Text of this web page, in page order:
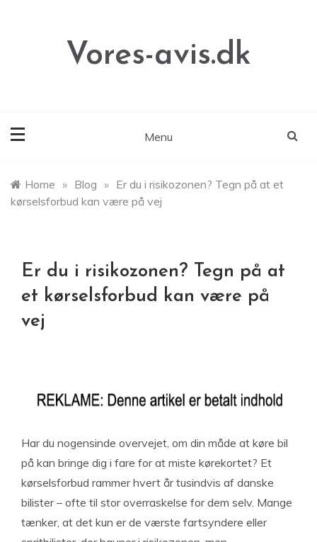
Vores-avis.dk
Menu
Home » Blog » Er du i risikozonen? Tegn på at et
kørselsforbud kan være på vej
Er du i risikozonen? Tegn på at
et kørselsforbud kan være på
vej
Har du nogensinde overvejet, om din måde at køre bil
på kan bringe dig i fare for at miste kørekortet? Et
kørselsforbud rammer hvert år tusindvis af danske
bilister – ofte til stor overraskelse for dem selv. Mange
tænker, at det kun er de værste fartsyndere eller